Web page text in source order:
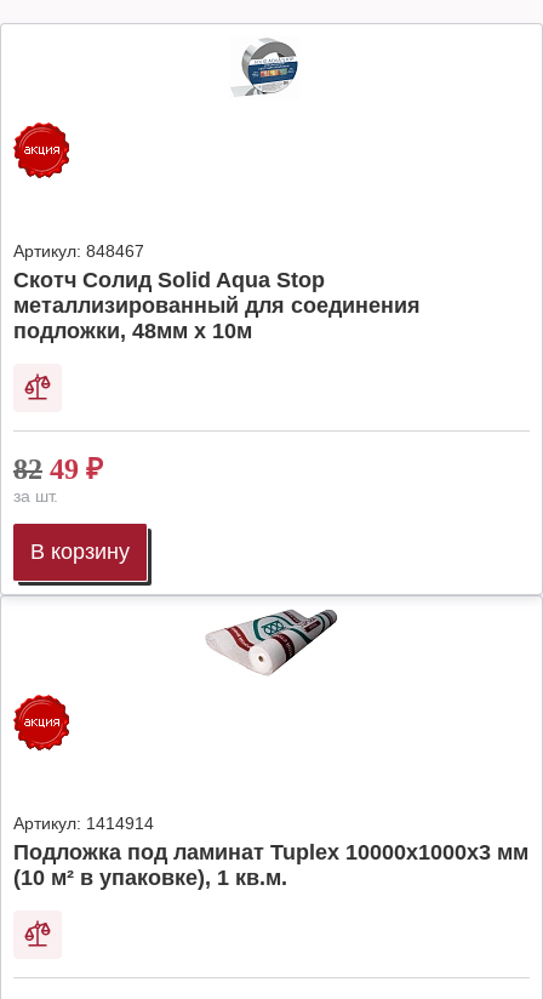
Артикул: 848467
Скотч Солид Solid Aqua Stop
металлизированный для соединения
подложки, 48мм х 10м
82 49 ₽
за шт.
В корзину
Артикул: 1414914
Подложка под ламинат Tuplex 10000x1000x3 мм
(10 м² в упаковке), 1 кв.м.